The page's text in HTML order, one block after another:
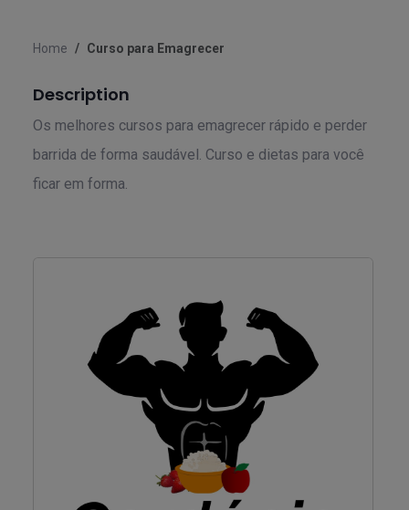
Home Curso para Emagrecer
Description
Os melhores cursos para emagrecer rápido e perder
barrida de forma saudável. Curso e dietas para você
ficar em forma.